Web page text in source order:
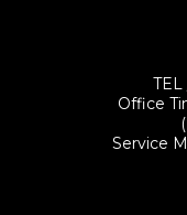
Office
Service